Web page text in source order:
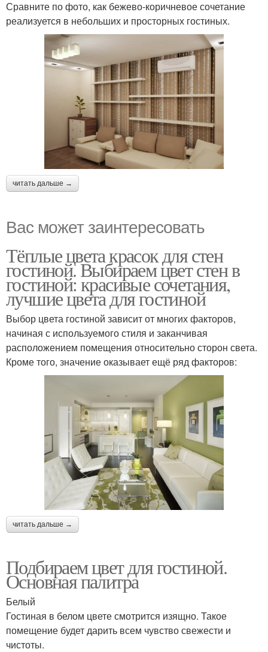
Сравните по фото, как бежево-коричневое сочетание
реализуется в небольших и просторных гостиных.
читать дальше →
Вас может заинтересовать
Тёплые цвета красок для стен
гостиной. Выбираем цвет стен в
гостиной: красивые сочетания,
лучшие цвета для гостиной
Выбор цвета гостиной зависит от многих факторов,
начиная с используемого стиля и заканчивая
расположением помещения относительно сторон света.
Кроме того, значение оказывает ещё ряд факторов:
читать дальше →
Подбираем цвет для гостиной.
Основная палитра
Белый
Гостиная в белом цвете смотрится изящно. Такое
помещение будет дарить всем чувство свежести и
чистоты.